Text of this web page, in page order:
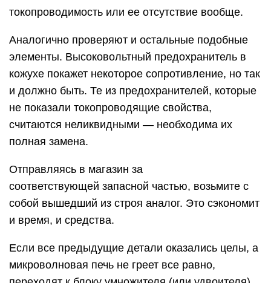
токопроводимость или ее отсутствие вообще.
Аналогично проверяют и остальные подобные
элементы. Высоковольтный предохранитель в
кожухе покажет некоторое сопротивление, но так
и должно быть. Те из предохранителей, которые
не показали токопроводящие свойства,
считаются неликвидными — необходима их
полная замена.
Отправляясь в магазин за
соответствующей запасной частью, возьмите с
собой вышедший из строя аналог. Это сэкономит
и время, и средства.
Если все предыдущие детали оказались целы, а
микроволновая печь не греет все равно,